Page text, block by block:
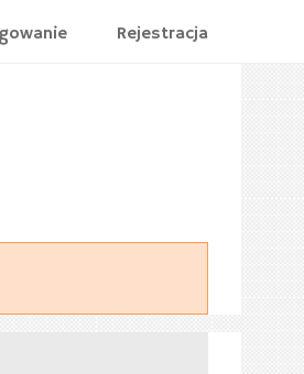
Rejestracja